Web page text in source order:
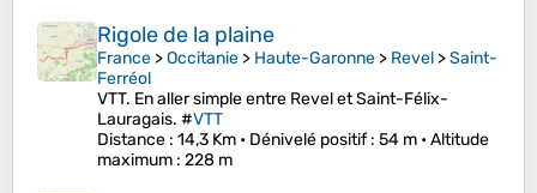
Rigole de la plaine
France >Occitanie > Haute-Garonne > Revel >Saint-
Ferréol
VTT. En aller simple entre Revel et Saint-Félix-
Lauragais. #VTT
Distance : 14,3 Km • Dénivelé positif: 54 m •Altitude
maximum : 228 m